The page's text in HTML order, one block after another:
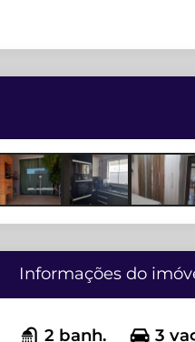
Informações do
2 banh. 3